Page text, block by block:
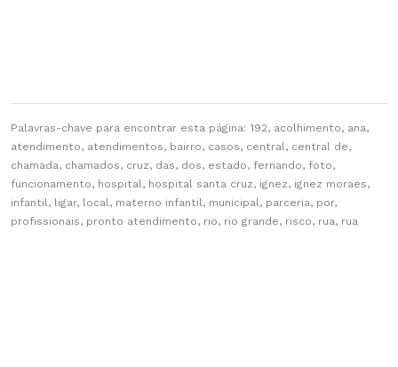
Palavras-chave para encontrar esta página: 192, acolhimento, ana,
atendimento, atendimentos, bairro, casos, central, central de,
chamada, chamados, cruz, das, dos, estado, fernando, foto,
funcionamento, hospital, hospital santa cruz, ignez, ignez moraes,
infantil, ligar, local, materno infantil, municipal, parceria, por,
profissionais, pronto atendimento, rio, rio grande, risco, rua, rua